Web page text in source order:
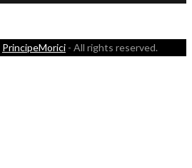
PrincipeMorici - All rights reserved.